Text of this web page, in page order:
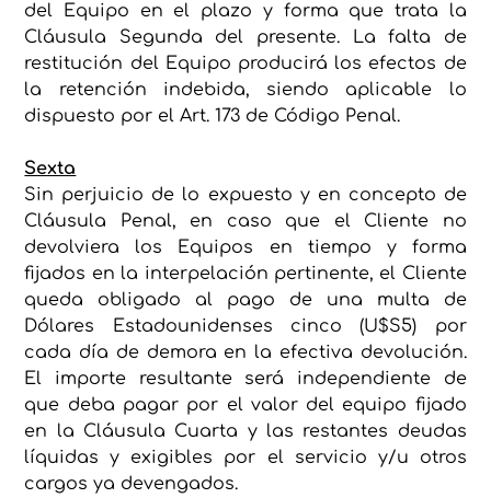
del Equipo en el plazo y forma que trata la
Cláusula Segunda del presente. La falta de
restitución del Equipo producirá los efectos de
la retención indebida, siendo aplicable lo
dispuesto por el Art. 173 de Código Penal.
Sexta
Sin perjuicio de lo expuesto y en concepto de
Cláusula Penal, en caso que el Cliente no
devolviera los Equipos en tiempo y forma
fijados en la interpelación pertinente, el Cliente
queda obligado al pago de una multa de
Dólares Estadounidenses cinco (U$S5) por
cada día de demora en la efectiva devolución.
El importe resultante será independiente de
que deba pagar por el valor del equipo fijado
en la Cláusula Cuarta y las restantes deudas
líquidas y exigibles por el servicio y/u otros
cargos ya devengados.